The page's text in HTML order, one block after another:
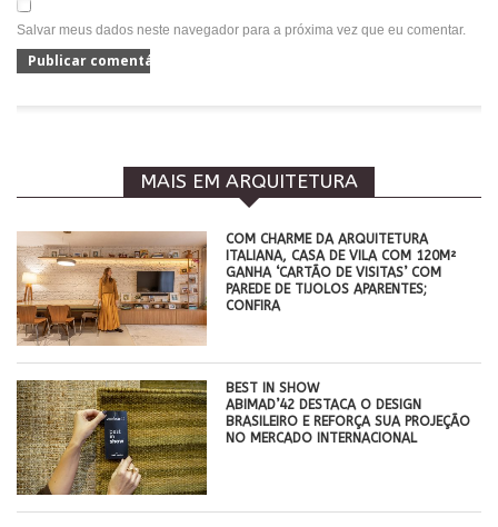
Salvar meus dados neste navegador para a próxima vez que eu comentar.
MAIS EM ARQUITETURA
COM CHARME DA ARQUITETURA
ITALIANA, CASA DE VILA COM 120M²
GANHA ‘CARTÃO DE VISITAS’ COM
PAREDE DE TIJOLOS APARENTES;
CONFIRA
BEST IN SHOW
ABIMAD’42 DESTACA O DESIGN
BRASILEIRO E REFORÇA SUA PROJEÇÃO
NO MERCADO INTERNACIONAL